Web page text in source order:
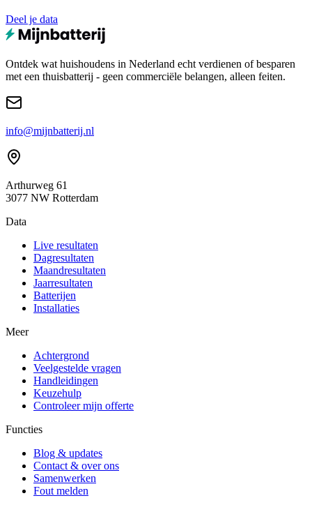
Deel je data
Ontdek wat huishoudens in Nederland echt verdienen of besparen
met een thuisbatterij - geen commerciële belangen, alleen feiten.
info@mijnbatterij.nl
Arthurweg 61
3077 NW Rotterdam
Data
Live resultaten
Dagresultaten
Maandresultaten
Jaarresultaten
Batterijen
Installaties
Meer
Achtergrond
Veelgestelde vragen
Handleidingen
Keuzehulp
Controleer mijn offerte
Functies
Blog & updates
Contact & over ons
Samenwerken
Fout melden